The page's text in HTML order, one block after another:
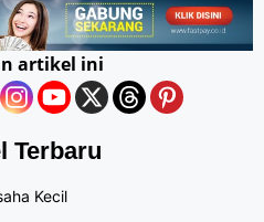
artikel ini
Terbaru
Kecil